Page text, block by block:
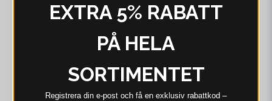
ARVIDSSONS
ARVIDSSONS
EXTRA 5% RABATT
PÅ HELA
SORTIMENTET
Registrera din e‑post och få en exklusiv rabattkod –